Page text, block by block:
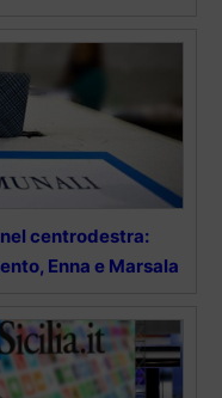
centrodestra:
Enna e Marsala